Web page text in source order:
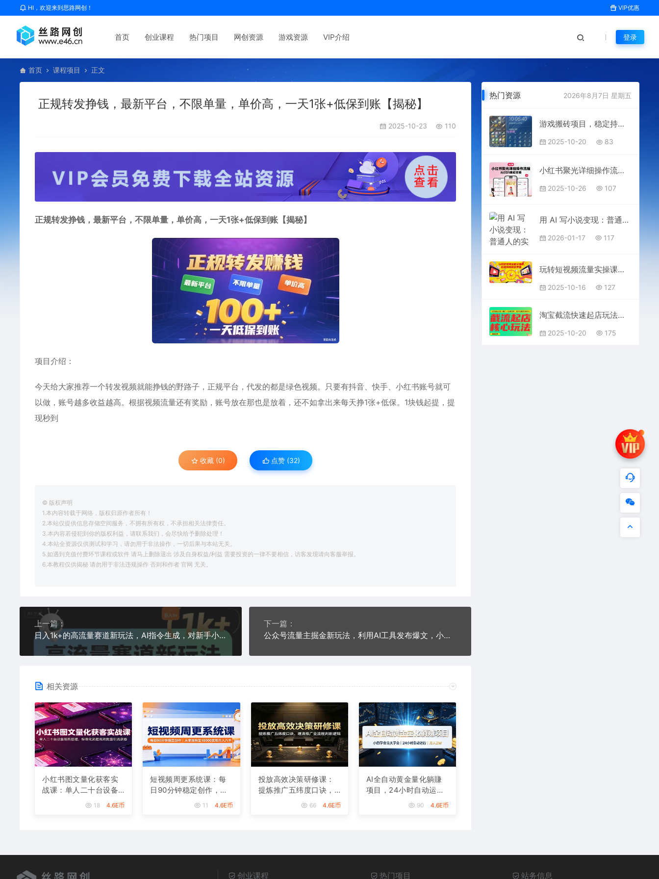
HI，欢迎来到思路网创！ VIP优惠
首页 创业课程 热门项目 网创资源 游戏资源 VIP介绍 登录
首页 课程项目 正文
正规转发挣钱，最新平台，不限单量，单价高，一天1张+低保到账【揭秘】
2025-10-23 110
正规转发挣钱，最新平台，不限单量，单价高，一天1张+低保到账【揭秘】
项目介绍：
今天给大家推荐一个转发视频就能挣钱的野路子，正规平台，代发的都是绿色视频。只要有抖音、快手、小红书账号就可
以做，账号越多收益越高。根据视频流量还有奖励，账号放在那也是放着，还不如拿出来每天挣1张+低保。1块钱起提，提
现秒到
收藏 (0) 点赞 (32)
© 版权声明
1.本内容转载于网络，版权归原作者所有！
2.本站仅提供信息存储空间服务，不拥有所有权，不承担相关法律责任。
3.本内容若侵犯到你的版权利益，请联系我们，会尽快给予删除处理！
4.本站全资源仅供测试和学习，请勿用于非法操作，一切后果与本站无关。
5.如遇到充值付费环节课程或软件 请马上删除退出 涉及自身权益/利益 需要投资的一律不要相信，访客发现请向客服举报。
6.本教程仅供揭秘 请勿用于非法违规操作 否则和作者 官网 无关。
上一篇：
日入1k+的高流量赛道新玩法，AI指令生成，对新手小白友好【附带指令词】
下一篇：
公众号流量主掘金新玩法，利用AI工具发布爆文，小白也能篇篇10W+文章，零门槛变现，单日收入4位数
相关资源
小红书图文量化获客实
战课：单人二十台设备
矩阵搭建，标准化流程
18 4.6E币
短视频周更系统课：每
日90分钟稳定创作，从
零涨粉至18000实现月
11 4.6E币
投放高效决策研修课：
提炼推广五纬度口诀，
理清推广全流程判断逻
66 4.6E币
AI全自动黄金量化躺賺
项目，24小时自动运
行，月入2W！ 90 4.6E币
热门资源 2026年8月7日 星期五
游戏搬砖项目，稳定持续收益，月入1W+，副业兼职賺钱必看【揭秘】
2025-10-20 83
小红书聚光详细操作流程，小红书聚光从0到1速成攻略
2025-10-26 107
用 AI 写小说变现：普通人的实操指南，告别 “割韭菜” 陷阱（附完整小说提示词）
2026-01-17 117
玩转短视频流量实操课，短视频新获客罗盘
2025-10-16 127
淘宝截流快速起店玩法，掌握暴力快速起店的流程，5天完成上架-推广-出单闭环
2025-10-20 175
创业课程 热门项目 站务信息